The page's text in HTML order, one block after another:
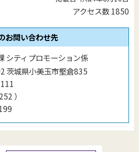
アクセス数1850
お問い合わせ先
シティプロモーション係
茨城県小美玉市堅倉835
）